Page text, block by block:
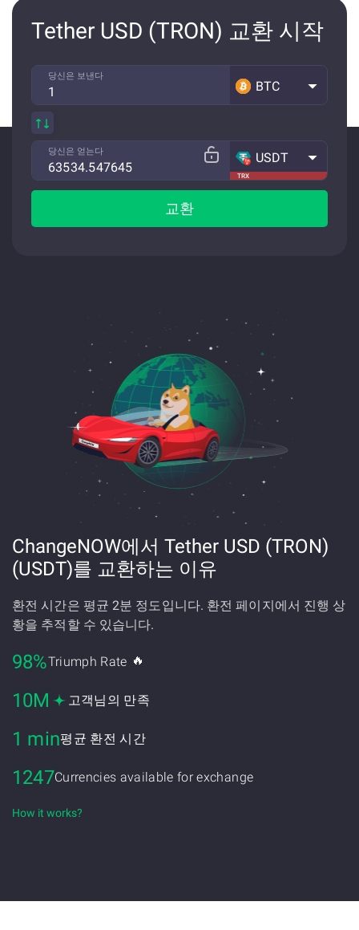
Tether USD (TRON) 교환 시작
당신은 보낸다
BTC
당신은 얻는다
TRX
USDT
교환
ChangeNOW에서 Tether USD (TRON)
(USDT)를 교환하는 이유
환전 시간은 평균 2분 정도입니다. 환전 페이지에서 진행 상
황을 추적할 수 있습니다.
98%Triumph Rate 🔥
10M 고객님의 만족
1 min평균 환전 시간
1247Currencies available for exchange
How it works?